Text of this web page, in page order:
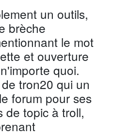
un outils,
brèche
le mot
et ouverture
quoi.
tron20 qui un
forum pour ses
de topic à troll,